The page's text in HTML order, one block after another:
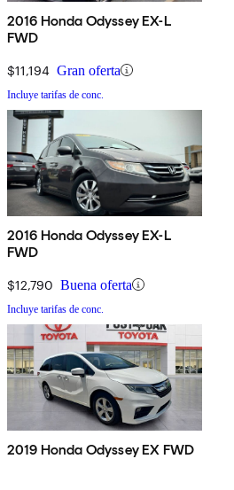
2016 Honda Odyssey EX-L
FWD
$11,194 Gran oferta
Incluye tarifas de conc.
2016 Honda Odyssey EX-L
FWD
$12,790 Buena oferta
Incluye tarifas de conc.
2019 Honda Odyssey EX FWD